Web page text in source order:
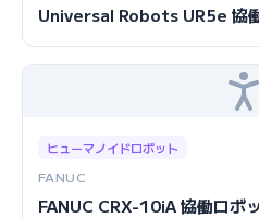
Universal Robots UR5e 協
ヒューマノイドロボット
FANUC
FANUC CRX-10iA 協働ロボ